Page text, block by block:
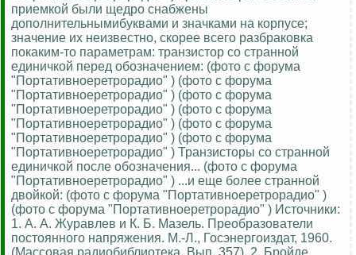
приемкой были щедро снабжены
дополнительнымибуквами и значками на корпусе;
значение их неизвестно, скорее всего разбраковка
покаким-то параметрам: транзистор со странной
единичкой перед обозначением: (фото с форума
"Портативноеретрорадио" ) (фото с форума
"Портативноеретрорадио" ) (фото с форума
"Портативноеретрорадио" ) (фото с форума
"Портативноеретрорадио" ) (фото с форума
"Портативноеретрорадио" ) (фото с форума
"Портативноеретрорадио" ) Транзисторы со странной
единичкой после обозначения... (фото с форума
"Портативноеретрорадио" ) ...и еще более странной
двойкой: (фото с форума "Портативноеретрорадио" )
(фото с форума "Портативноеретрорадио" ) Источники:
1. А. А. Журавлев и К. Б. Мазель. Преобразователи
постоянного напряжения. М.-Л., Госэнергоиздат, 1960.